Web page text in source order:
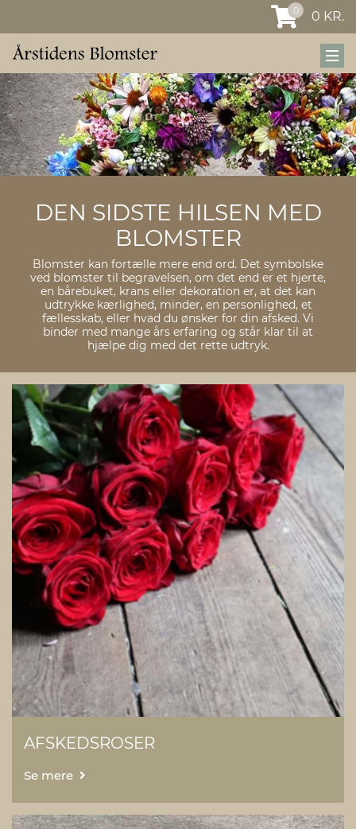
0 0 KR.
DEN SIDSTE HILSEN MED
BLOMSTER
Blomster kan fortælle mere end ord. Det symbolske
ved blomster til begravelsen, om det end er et hjerte,
en bårebuket, krans eller dekoration er, at det kan
udtrykke kærlighed, minder, en personlighed, et
fællesskab, eller hvad du ønsker for din afsked. Vi
binder med mange års erfaring og står klar til at
hjælpe dig med det rette udtryk.
AFSKEDSROSER
Se mere